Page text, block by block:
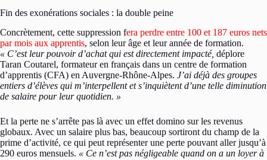
Fin des exonérations sociales : la double peine
Concrètement, cette suppression fera perdre entre 100 et 187 euros nets
par mois aux apprentis, selon leur âge et leur année de formation.
« C’est leur pouvoir d’achat qui est directement impacté, déplore
Taran Coutarel, formateur en français dans un centre de formation
d’apprentis (CFA) en Auvergne-Rhône-Alpes. J’ai déjà des groupes
entiers d’élèves qui m’interpellent et s’inquiètent d’une telle diminution
de salaire pour leur quotidien. »
Et la perte ne s’arrête pas là avec un effet domino sur les revenus
globaux. Avec un salaire plus bas, beaucoup sortiront du champ de la
prime d’activité, ce qui peut représenter une perte pouvant aller jusqu’à
290 euros mensuels. « Ce n’est pas négligeable quand on a un loyer à